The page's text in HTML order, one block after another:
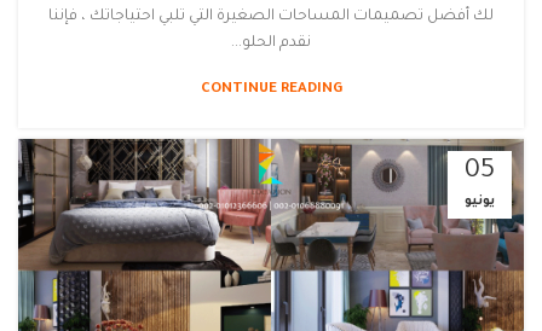
لك أفضل تصميمات المساحات الصغيرة التي تلبي احتياجاتك ، فإننا
نقدم الحلو...
CONTINUE READING
05
يونيو